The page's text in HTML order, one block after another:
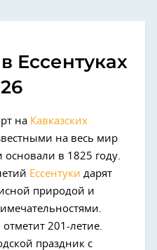
Ессентуках
на Кавказских
на весь мир
в 1825 году.
Ессентуки дарят
природой и
отметит 201-летие.
праздник с